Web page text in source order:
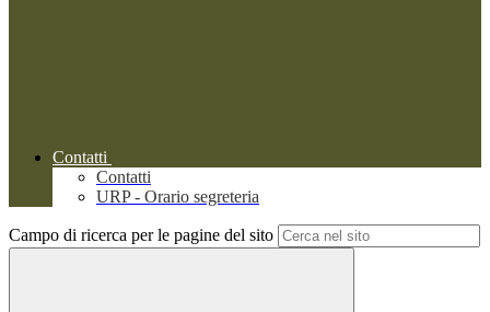
Contatti
Contatti
URP - Orario segreteria
Campo di ricerca per le pagine del sito